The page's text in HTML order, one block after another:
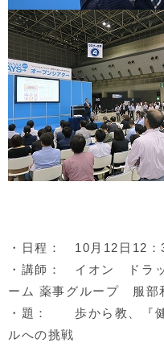
・日程： 10月12日12：
・講師： イオン ドラ
ーム 薬事グループ 服部
・題： 歩から教、『健
ルへの挑戦